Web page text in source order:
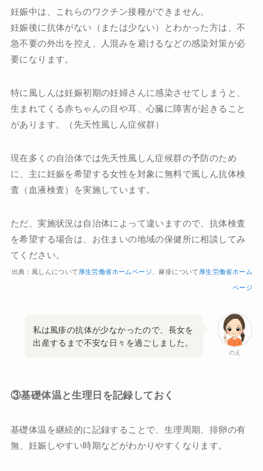
妊娠中は、これらのワクチン接種ができません。
妊娠後に抗体がない（または少ない）とわかった方は、不
急不要の外出を控え、人混みを避けるなどの感染対策が必
要になります。
特に風しんは妊娠初期の妊婦さんに感染させてしまうと、
生まれてくる赤ちゃんの目や耳、心臓に障害が起きること
があります。（先天性風しん症候群）
現在多くの自治体では先天性風しん症候群の予防のため
に、主に妊娠を希望する女性を対象に無料で風しん抗体検
査（血液検査）を実施しています。
ただ、実施状況は自治体によって違いますので、抗体検査
を希望する場合は、お住まいの地域の保健所に相談してみ
てください。
出典：風しんについて 厚生労働省ホームページ 、麻疹について 厚生労働省ホーム
ページ
のえ
私は風疹の抗体が少なかったので、長女を
出産するまで不安な日々を過ごしました。
③基礎体温と生理日を記録しておく
基礎体温を継続的に記録することで、生理周期、排卵の有
無、妊娠しやすい時期などがわかりやすくなります。